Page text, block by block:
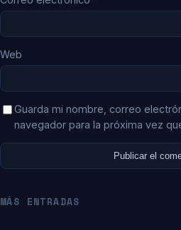
Web
Guarda mi nombre, correo
navegador para la próxima vez
MÁS ENTRADAS